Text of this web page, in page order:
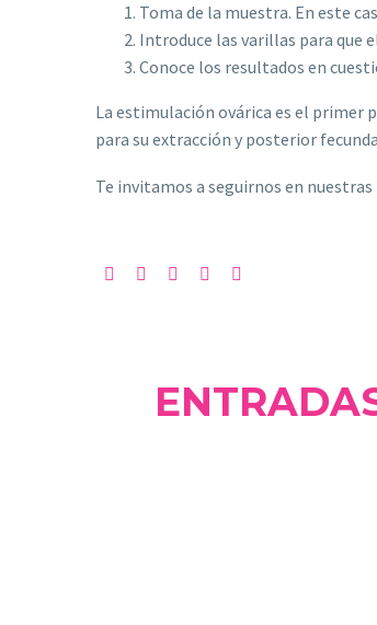
Toma de la muestra. En este
Introduce las varillas para que
Conoce los resultados en
La estimulación ovárica es el primer
para su extracción y posterior
Te invitamos a seguirnos en nuestras